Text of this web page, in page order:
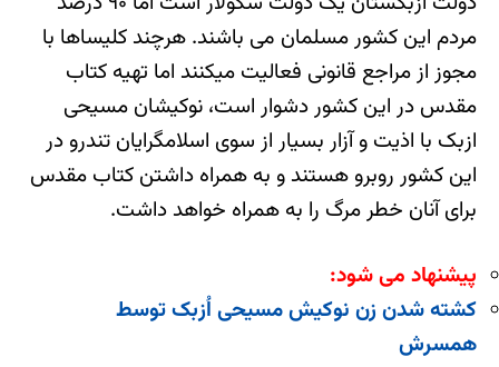
مردم این کشور مسلمان می باشند. هرچند کلیساها با
مجوز از مراجع قانونی فعاليت ميكنند اما تهیه کتاب
مقدس در این کشور دشوار است، نوکیشان مسیحی
ازبک با اذیت و آزار بسیار از سوی اسلامگرایان تندرو در
این کشور روبرو هستند و به همراه داشتن کتاب مقدس
برای آنان خطر مرگ را به همراه خواهد داشت.
پیشنهاد می شود:
کشته شدن زن نوکیش مسیحی اُزبک توسط
همسرش